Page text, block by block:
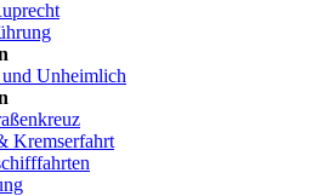
Unheimlich
Kremserfahrt